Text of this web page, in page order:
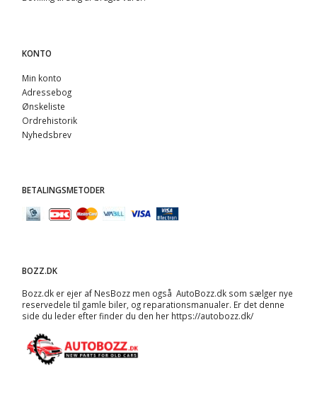
KONTO
Min konto
Adressebog
Ønskeliste
Ordrehistorik
Nyhedsbrev
BETALINGSMETODER
BOZZ.DK
Bozz.dk er ejer af NesBozz men også AutoBozz.dk som sælger nye
reservedele til gamle biler, og reparationsmanualer. Er det denne
side du leder efter finder du den her https://autobozz.dk/